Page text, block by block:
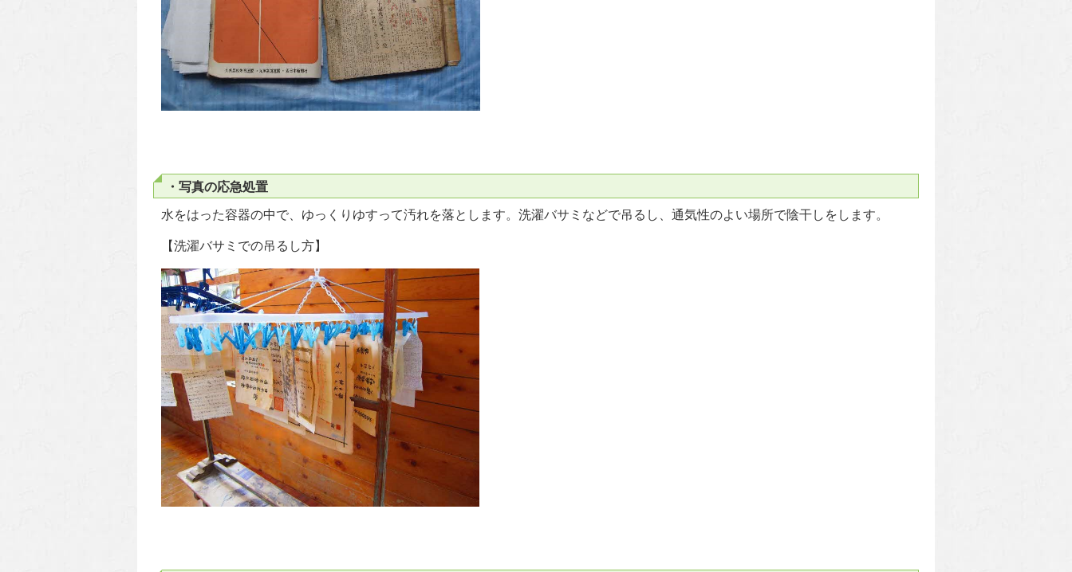
・写真の応急処置
水をはった容器の中で、ゆっくりゆすって汚れを落とします。洗濯バサミなどで吊るし、通気性のよい場所で陰干しをします。
【洗濯バサミでの吊るし方】